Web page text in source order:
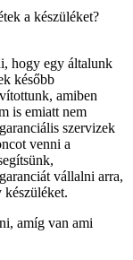
a készüléket?
hogy egy általunk
később
amiben
is emiatt nem
szervizek
venni a
vállalni arra,
készüléket.
amíg van ami